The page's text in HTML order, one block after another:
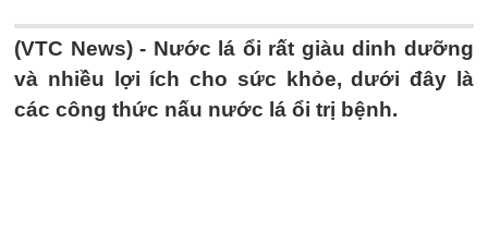
(VTC News) - Nước lá ổi rất giàu dinh dưỡng
và nhiều lợi ích cho sức khỏe, dưới đây là
các công thức nấu nước lá ổi trị bệnh.